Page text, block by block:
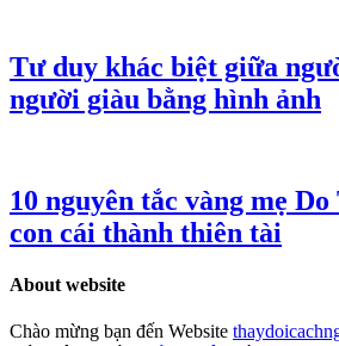
Tư duy khác biệt giữa
người giàu bằng hình ảnh
10 nguyên tắc vàng mẹ
con cái thành thiên tài
About website
Chào mừng bạn đến Website